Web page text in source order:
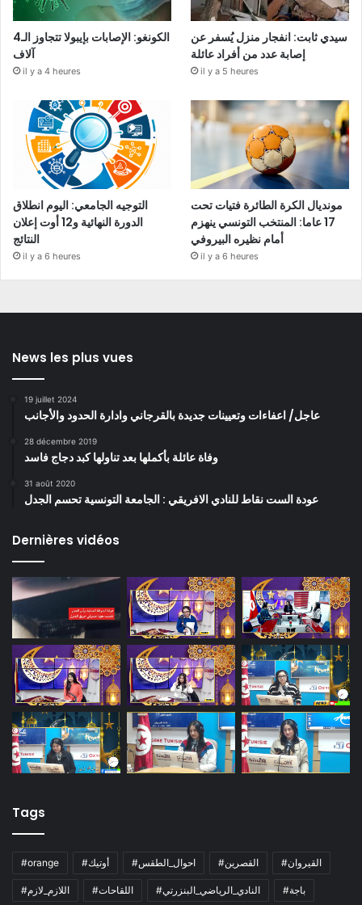
الكونغو: الإصابات بإيبولا تتجاوز الـ4
آلاف
il y a 4 heures
سيدي ثابت: انفجار منزل يُسفر عن
إصابة عدد من أفراد عائلة
il y a 5 heures
التوجيه الجامعي: اليوم انطلاق
الدورة النهائية و12 أوت إعلان
النتائج
il y a 6 heures
مونديال الكرة الطائرة فتيات تحت
17 عاما: المنتخب التونسي ينهزم
أمام نظيره البيروفي
il y a 6 heures
News les plus vues
19 juillet 2024
عاجل/ اعفاءات وتعيينات جديدة بالقرجاني وادارة الحدود والأجانب
28 décembre 2019
وفاة عائلة بأكملها بعد تناولها كبد دجاج فاسد
31 août 2020
عودة الست نقاط للنادي الافريقي : الجامعة التونسية تحسم الجدل
Dernières vidéos
Tags
#orange #أوتيك #احوال_الطقس #القصرين #القيروان
#اللازم_لازم #اللقاحات #النادي_الرياضي_البنزرتي #باجة